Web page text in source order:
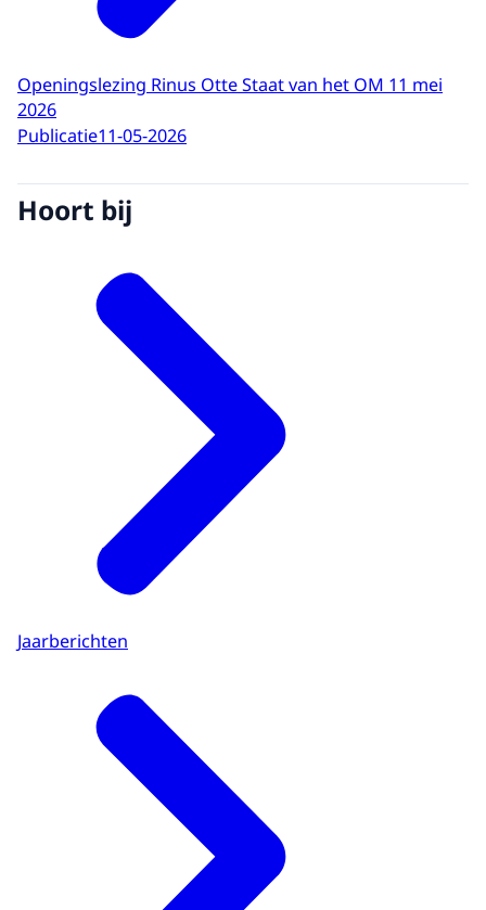
Openingslezing Rinus Otte Staat van het OM 11 mei
2026
Publicatie11-05-2026
Hoort bij
Jaarberichten